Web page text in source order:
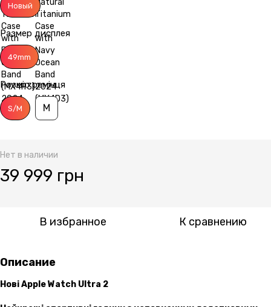
Новый
Размер дисплея
49mm
Розмір ремінця
S/M M
Нет в наличии
39 999 грн
В избранное К сравнению
Описание
Нові Apple Watch Ultra 2